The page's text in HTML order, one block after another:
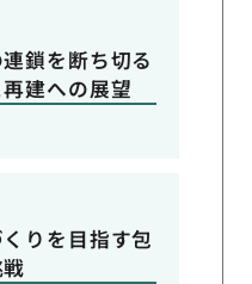
鎖を断ち切る
建への展望
りを目指す包